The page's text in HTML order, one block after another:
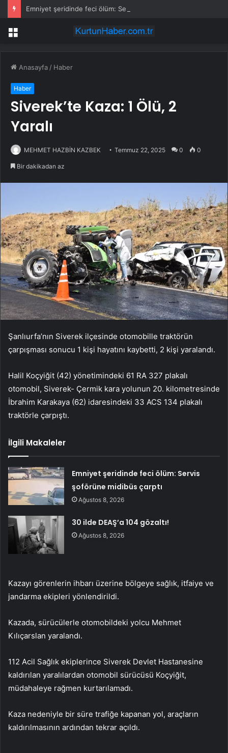
Menü
Anasayfa / Haber
Haber
Siverek’te Kaza: 1 Ölü, 2
Yaralı
MEHMET HAZBİN KAZBEK Temmuz 22, 2025 0 0
Bir dakikadan az
Şanlıurfa’nın Siverek ilçesinde otomobille traktörün
çarpışması sonucu 1 kişi hayatını kaybetti, 2 kişi yaralandı.
Halil Koçyiğit (42) yönetimindeki 61 RA 327 plakalı
otomobil, Siverek- Çermik kara yolunun 20. kilometresinde
İbrahim Karakaya (62) idaresindeki 33 ACS 134 plakalı
traktörle çarpıştı.
İlgili Makaleler
Emniyet şeridinde feci ölüm: Servis
şoförüne midibüs çarptı
Ağustos 8, 2026
30 ilde DEAŞ’a 104 gözaltı!
Ağustos 8, 2026
Kazayı görenlerin ihbarı üzerine bölgeye sağlık, itfaiye ve
jandarma ekipleri yönlendirildi.
Kazada, sürücülerle otomobildeki yolcu Mehmet
Kılıçarslan yaralandı.
112 Acil Sağlık ekiplerince Siverek Devlet Hastanesine
kaldırılan yaralılardan otomobil sürücüsü Koçyiğit,
müdahaleye rağmen kurtarılamadı.
Kaza nedeniyle bir süre trafiğe kapanan yol, araçların
kaldırılmasının ardından tekrar açıldı.